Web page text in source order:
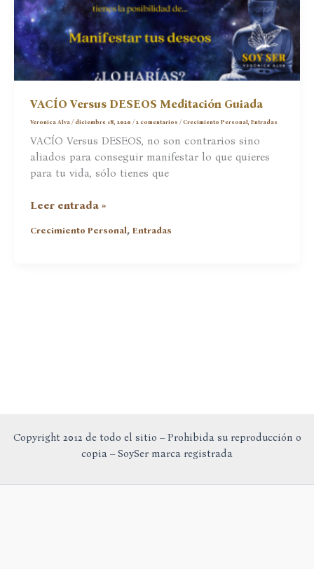
VACÍO Versus DESEOS Meditación Guiada
Veronica Alva/diciembre 18, 2020/2 comentarios /Crecimiento Personal ,Entradas
VACÍO Versus DESEOS, no son contrarios sino
aliados para conseguir manifestar lo que quieres
para tu vida, sólo tienes que
VACÍO
DESEOS
Leer entrada »
Crecimiento Personal,Entradas
Copyright 2012 de todo el sitio – Prohibida su reproducción o
copia – SoySer marca registrada